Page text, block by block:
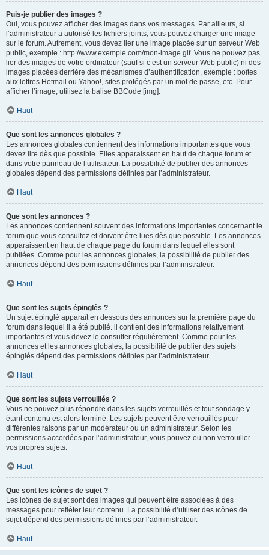
Puis-je publier des images ?
Oui, vous pouvez afficher des images dans vos messages. Par ailleurs, si
l’administrateur a autorisé les fichiers joints, vous pouvez charger une image
sur le forum. Autrement, vous devez lier une image placée sur un serveur Web
public, exemple : http://www.exemple.com/mon-image.gif. Vous ne pouvez pas
lier des images de votre ordinateur (sauf si c’est un serveur Web public) ni des
images placées derrière des mécanismes d’authentification, exemple : boîtes
aux lettres Hotmail ou Yahoo!, sites protégés par un mot de passe, etc. Pour
afficher l’image, utilisez la balise BBCode [img].
Haut
Que sont les annonces globales ?
Les annonces globales contiennent des informations importantes que vous
devez lire dès que possible. Elles apparaissent en haut de chaque forum et
dans votre panneau de l’utilisateur. La possibilité de publier des annonces
globales dépend des permissions définies par l’administrateur.
Haut
Que sont les annonces ?
Les annonces contiennent souvent des informations importantes concernant le
forum que vous consultez et doivent être lues dès que possible. Les annonces
apparaissent en haut de chaque page du forum dans lequel elles sont
publiées. Comme pour les annonces globales, la possibilité de publier des
annonces dépend des permissions définies par l’administrateur.
Haut
Que sont les sujets épinglés ?
Un sujet épinglé apparaît en dessous des annonces sur la première page du
forum dans lequel il a été publié. il contient des informations relativement
importantes et vous devez le consulter régulièrement. Comme pour les
annonces et les annonces globales, la possibilité de publier des sujets
épinglés dépend des permissions définies par l’administrateur.
Haut
Que sont les sujets verrouillés ?
Vous ne pouvez plus répondre dans les sujets verrouillés et tout sondage y
étant contenu est alors terminé. Les sujets peuvent être verrouillés pour
différentes raisons par un modérateur ou un administrateur. Selon les
permissions accordées par l’administrateur, vous pouvez ou non verrouiller
vos propres sujets.
Haut
Que sont les icônes de sujet ?
Les icônes de sujet sont des images qui peuvent être associées à des
messages pour refléter leur contenu. La possibilité d’utiliser des icônes de
sujet dépend des permissions définies par l’administrateur.
Haut